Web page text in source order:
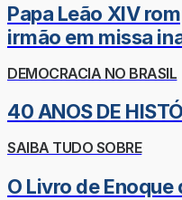
Papa Leão XIV
irmão em missa
DEMOCRACIA NO BRASIL
40 ANOS DE
SAIBA TUDO SOBRE
O Livro de